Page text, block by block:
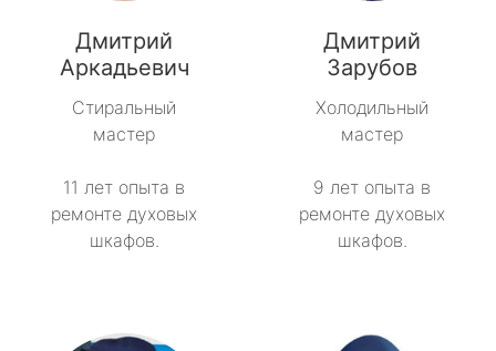
Дмитрий
Аркадьевич
Стиральный
мастер
11 лет опыта в
ремонте духовых
шкафов.
Дмитрий
Зарубов
Холодильный
мастер
9 лет опыта в
ремонте духовых
шкафов.